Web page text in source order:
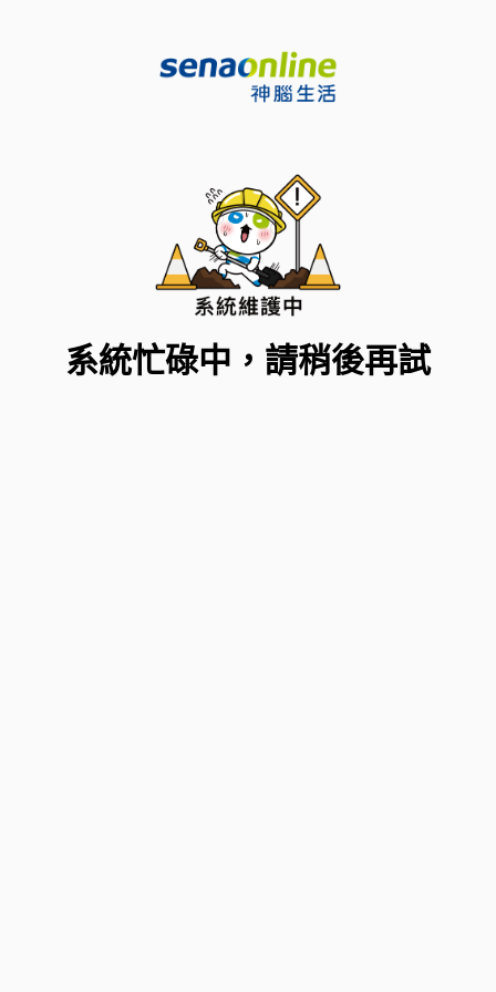
系統忙碌中，請稍後再試